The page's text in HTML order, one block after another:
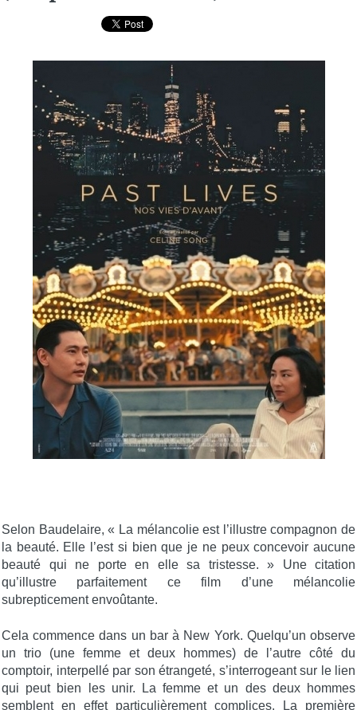
Selon Baudelaire, « La mélancolie est l’illustre compagnon de
la beauté. Elle l’est si bien que je ne peux concevoir aucune
beauté qui ne porte en elle sa tristesse. » Une citation
qu’illustre parfaitement ce film d’une mélancolie
subrepticement envoûtante.
Cela commence dans un bar à New York. Quelqu’un observe
un trio (une femme et deux hommes) de l’autre côté du
comptoir, interpellé par son étrangeté, s’interrogeant sur le lien
qui peut bien les unir. La femme et un des deux hommes
semblent en effet particulièrement complices. La première